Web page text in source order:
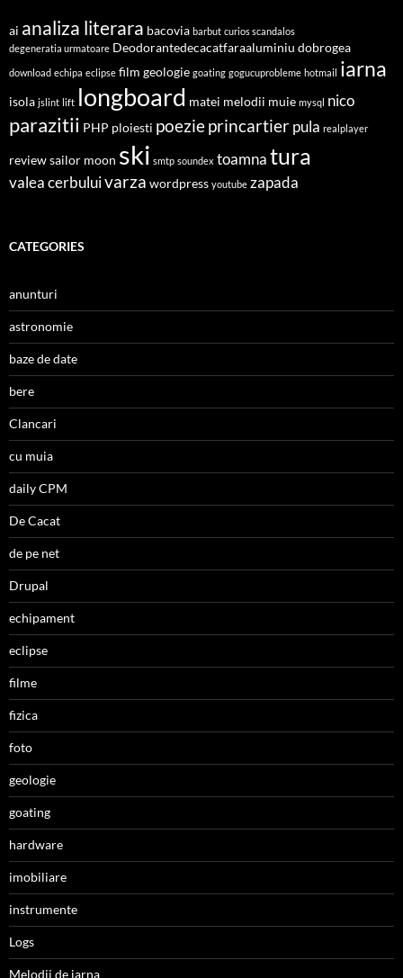
ai analiza literara bacovia barbut curios scandalos
degeneratia urmatoare Deodorantedecacatfaraaluminiu dobrogea
download echipa eclipse film geologie goating gogucuprobleme hotmail iarna
isola jslint lift longboard matei melodii muie mysql nico
parazitii PHP ploiesti poezieprincartierpula realplayer
reviewsailor moon ski smtp soundex toamnatura
valea cerbuluivarza wordpress youtube zapada
CATEGORIES
anunturi
astronomie
baze de date
bere
Clancari
cu muia
daily CPM
De Cacat
de pe net
Drupal
echipament
eclipse
filme
fizica
foto
geologie
goating
hardware
imobiliare
instrumente
Logs
Melodii de iarna